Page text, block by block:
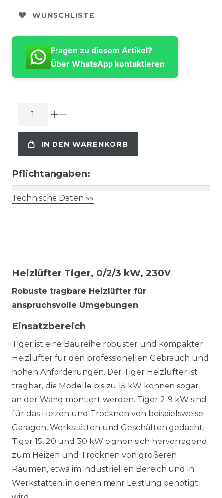
WUNSCHLISTE
Fragen zu diesem Artikel?
Über WhatsApp kontaktieren
IN DEN WARENKORB
Pflichtangaben:
Technische Daten »»
Heizlüfter Tiger, 0/2/3 kW, 230V
Robuste tragbare Heizlüfter für
anspruchsvolle Umgebungen
Einsatzbereich
Tiger ist eine Baureihe robuster und kompakter
Heizlüfter für den professionellen Gebrauch und
hohen Anforderungen. Der Tiger Heizlüfter ist
tragbar, die Modelle bis zu 15 kW können sogar
an der Wand montiert werden. Tiger 2-9 kW sind
für das Heizen und Trocknen von beispielsweise
Garagen, Werkstätten und Geschäften gedacht.
Tiger 15, 20 und 30 kW eignen sich hervorragend
zum Heizen und Trocknen von größeren
Räumen, etwa im industriellen Bereich und in
Werkstätten, in denen mehr Leistung benötigt